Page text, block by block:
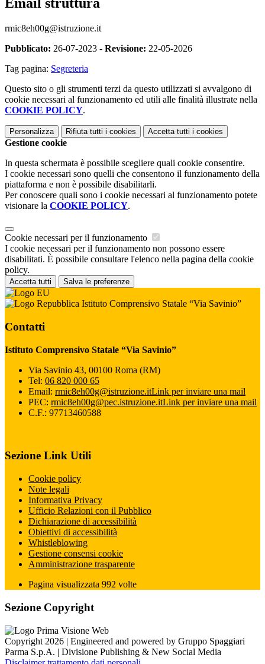
Email struttura
rmic8eh00g@istruzione.it
Pubblicato: 26-07-2023 - Revisione: 22-05-2026
Tag pagina: Segreteria
Questo sito o gli strumenti terzi da questo utilizzati si avvalgono di
cookie necessari al funzionamento ed utili alle finalità illustrate nella
COOKIE POLICY.
Personalizza Rifiuta tutti i cookies Accetta tutti i cookies
Gestione cookie
In questa schermata è possibile scegliere quali cookie consentire.
I cookie necessari sono quelli che consentono il funzionamento della
piattaforma e non è possibile disabilitarli.
Per conoscere quali sono i cookie necessari al funzionamento potete
visionare la COOKIE POLICY.
Cookie necessari per il funzionamento
I cookie necessari per il funzionamento non possono essere
disabilitati. È possibile consultare l'elenco nella pagina della cookie
policy.
Accetta tutti Salva le preferenze
Istituto Comprensivo Statale “Via Savinio”
Contatti
Istituto Comprensivo Statale “Via Savinio”
Via Savinio 43, 00100 Roma (RM)
Tel: 06 820 000 65
Email: rmic8eh00g@istruzione.itLink per inviare una mail
PEC: rmic8eh00g@pec.istruzione.itLink per inviare una mail
C.F.: 97713460588
Sezione Link Utili
Cookie policy
Note legali
Informativa Privacy
Ufficio Relazioni con il Pubblico
Dichiarazione di accessibilità
Obiettivi di accessibilità
Whistleblowing
Gestione consensi cookie
Amministrazione trasparente
Pagina visualizzata 992 volte
Sezione Copyright
Copyright 2026 | Engineered and powered by Gruppo Spaggiari
Parma S.p.A. | Divisione Publishing & New Social Media